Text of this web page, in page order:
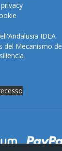
IDEA
del Mecanismo de